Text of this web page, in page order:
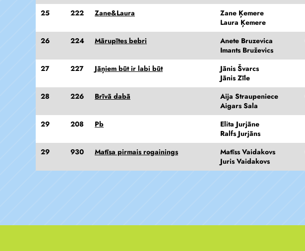
25 222 Zane&Laura
Zane Ķemere
Laura Ķemere
26 224 Mārupītes bebri
Anete Bruzevica
Imants Bruževics
27 227 Jāņiem būt ir labi būt
Jānis Švarcs
Jānis Zīle
28 226 Brīvā dabā
Aija Straupeniece
Aigars Sala
29 208 Pb
Elita Jurjāne
Ralfs Jurjāns
29 930 Matīsa pirmais rogainings
Matīss Vaidakovs
Juris Vaidakovs